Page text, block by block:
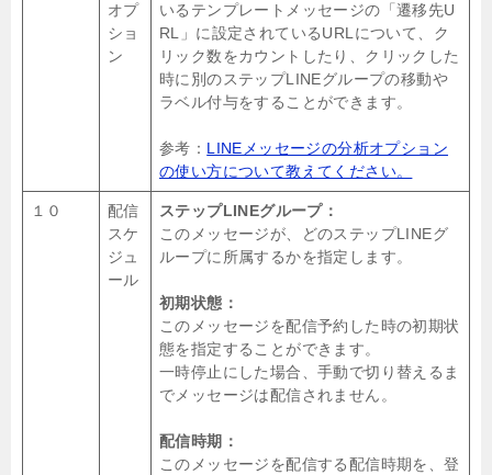
オプ
ショ
ン
いるテンプレートメッセージの「遷移先U
RL」に設定されているURLについて、ク
リック数をカウントしたり、クリックした
時に別のステップLINEグループの移動や
ラベル付与をすることができます。
参考： LINEメッセージの分析オプション
の使い方について教えてください。
１０
配信
スケ
ジュ
ール
ステップLINEグループ：
このメッセージが、どのステップLINEグ
ループに所属するかを指定します。
初期状態：
このメッセージを配信予約した時の初期状
態を指定することができます。
一時停止にした場合、手動で切り替えるま
でメッセージは配信されません。
配信時期：
このメッセージを配信する配信時期を、登